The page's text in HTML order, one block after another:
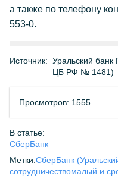
а также по телефону
553-0.
Источник: Уральский
ЦБ РФ № 1481)
Просмотров: 1555
В статье:
СберБанк
Метки:СберБанк
сотрудничествомалый и